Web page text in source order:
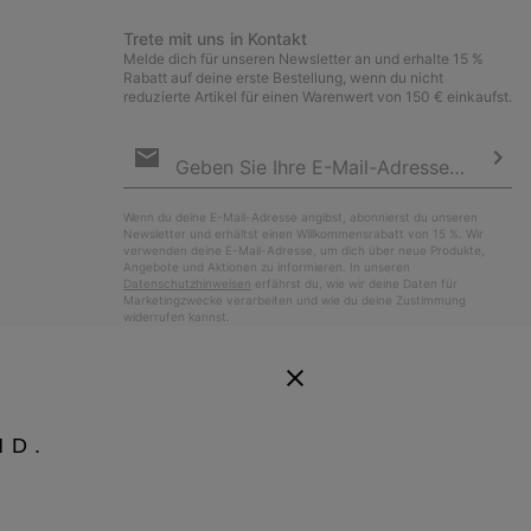
Trete mit uns in Kontakt
Melde dich für unseren Newsletter an und erhalte 15 %
Rabatt auf deine erste Bestellung, wenn du nicht
reduzierte Artikel für einen Warenwert von 150 € einkaufst.
Anmeldung
Wenn du deine E-Mail-Adresse angibst, abonnierst du unseren
Newsletter und erhältst einen Willkommensrabatt von 15 %. Wir
verwenden deine E-Mail-Adresse, um dich über neue Produkte,
Angebote und Aktionen zu informieren. In unseren
Datenschutzhinweisen erfährst du, wie wir deine Daten für
Marketingzwecke verarbeiten und wie du deine Zustimmung
widerrufen kannst.